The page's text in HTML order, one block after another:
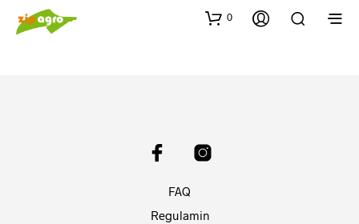
0
FAQ
Regulamin